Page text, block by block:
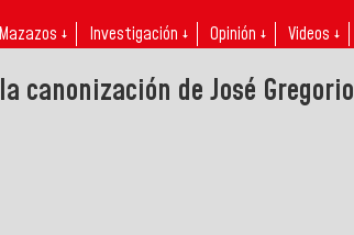
Mazazos ↓ Investigación ↓ Opinión ↓ Videos ↓
canonización de José Gregorio